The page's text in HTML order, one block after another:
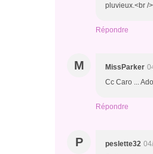
pluvieux.<br /
Répondre
M MissParker
Cc Caro ...
Répondre
P peslette32